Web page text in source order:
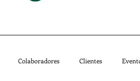
Colaboradores Clientes